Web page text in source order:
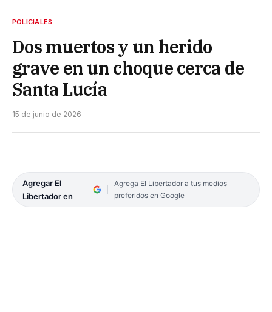
POLICIALES
Dos muertos y un herido
grave en un choque cerca de
Santa Lucía
15 de junio de 2026
Agregar El
Libertador en
Agrega El Libertador a tus medios
preferidos en Google